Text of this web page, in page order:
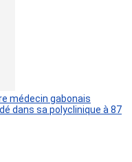
médecin gabonais
dans sa polyclinique à 87